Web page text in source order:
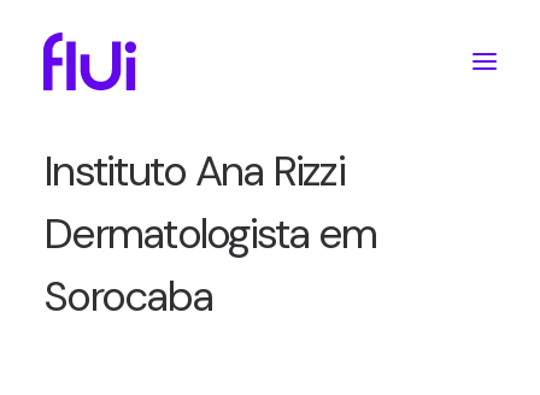
18/09/2024
Case de Sucesso:
Instituto Ana Rizzi
Dermatologista em
Sorocaba